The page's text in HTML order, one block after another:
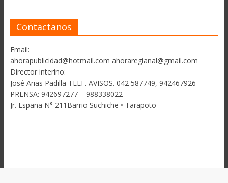
Contactanos
Email:
ahorapublicidad@hotmail.com ahoraregianal@gmail.com
Director interino:
José Arias Padilla TELF. AVISOS. 042 587749, 942467926
PRENSA: 942697277 – 988338022
Jr. España N° 211Barrio Suchiche • Tarapoto